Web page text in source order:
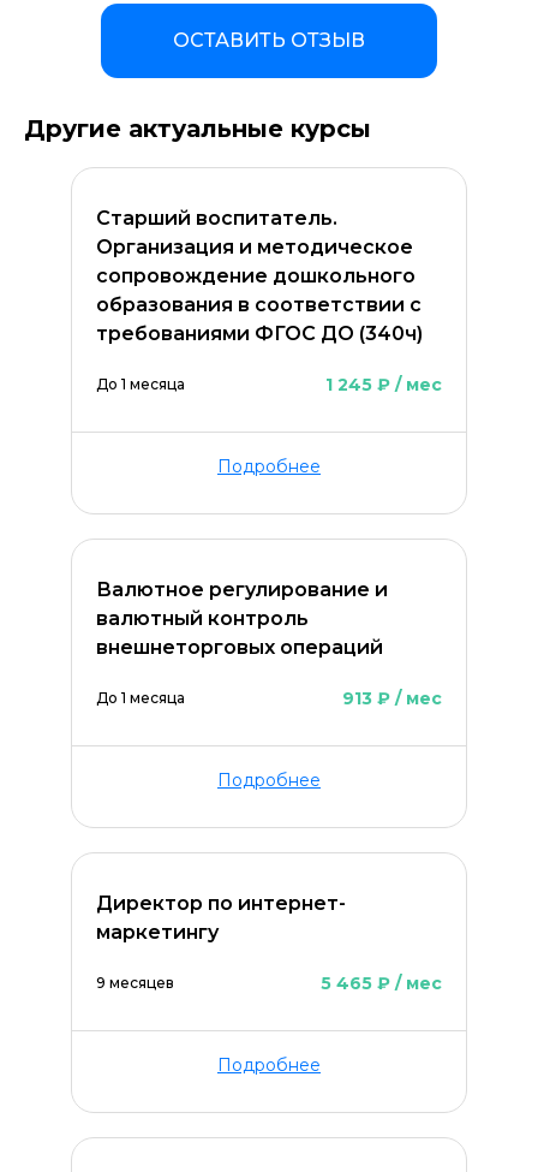
ОСТАВИТЬ ОТЗЫВ
Другие актуальные курсы
Старший воспитатель.
Организация и методическое
сопровождение дошкольного
образования в соответствии с
требованиями ФГОС ДО (340ч)
До 1 месяца 1 245 ₽ / мес
Подробнее
Валютное регулирование и
валютный контроль
внешнеторговых операций
До 1 месяца 913 ₽ / мес
Подробнее
Директор по интернет-
маркетингу
9 месяцев 5 465 ₽ / мес
Подробнее
Оставить комментарий